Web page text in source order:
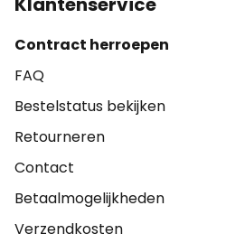
Contract herroepen
FAQ
Bestelstatus bekijken
Retourneren
Contact
Betaalmogelijkheden
Verzendkosten